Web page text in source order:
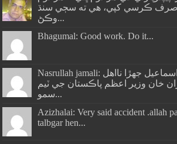
صرف ڪرسي کپي، هي ته سڄي سنڌ
وڪڻ...
Bhagumal: Good work. Do it...
Nasrullah jamali: گورنر عمران اسماعيل جھڙا نااهل
خان وزير اعظم پاڪستان جي ٽيم
سمو...
Azizhalai: Very said accident .allah
talbgar hen...